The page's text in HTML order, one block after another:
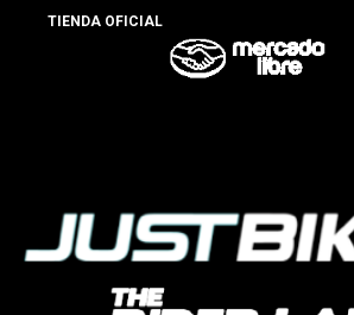
TIENDA OFICIAL